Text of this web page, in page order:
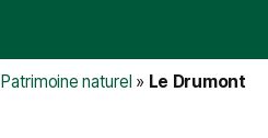
Patrimoine naturel » Le Drumont